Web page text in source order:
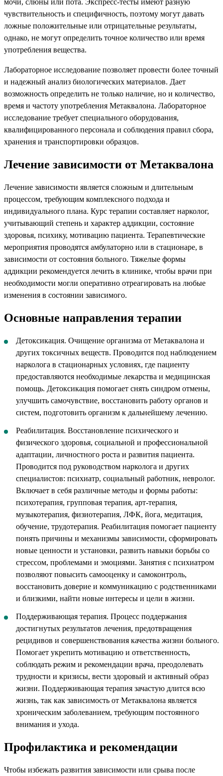
мочи, слюны или пота. Экспресс-тесты имеют разную
чувствительность и специфичность, поэтому могут давать
ложные положительные или отрицательные результаты,
однако, не могут определить точное количество или время
употребления вещества.
Лабораторное исследование позволяет провести более точный
и надежный анализ биологических материалов. Дает
возможность определить не только наличие, но и количество,
время и частоту употребления Метаквалона. Лабораторное
исследование требует специального оборудования,
квалифицированного персонала и соблюдения правил сбора,
хранения и транспортировки образцов.
Лечение зависимости от Метаквалона
Лечение зависимости является сложным и длительным
процессом, требующим комплексного подхода и
индивидуального плана. Курс терапии составляет нарколог,
учитывающий степень и характер аддикции, состояние
здоровья, психику, мотивацию пациента. Терапевтические
мероприятия проводятся амбулаторно или в стационаре, в
зависимости от состояния больного. Тяжелые формы
аддикции рекомендуется лечить в клинике, чтобы врачи при
необходимости могли оперативно отреагировать на любые
изменения в состоянии зависимого.
Основные направления терапии
Детоксикация. Очищение организма от Метаквалона и
других токсичных веществ. Проводится под наблюдением
нарколога в стационарных условиях, где пациенту
предоставляются необходимые лекарства и медицинская
помощь. Детоксикация помогает снять синдром отмены,
улучшить самочувствие, восстановить работу органов и
систем, подготовить организм к дальнейшему лечению.
Реабилитация. Восстановление психического и
физического здоровья, социальной и профессиональной
адаптации, личностного роста и развития пациента.
Проводится под руководством нарколога и других
специалистов: психиатр, социальный работник, невролог.
Включает в себя различные методы и формы работы:
психотерапия, групповая терапия, арт-терапия,
музыкотерапия, физиотерапия, ЛФК, йога, медитация,
обучение, трудотерапия. Реабилитация помогает пациенту
понять причины и механизмы зависимости, сформировать
новые ценности и установки, развить навыки борьбы со
стрессом, проблемами и эмоциями. Занятия с психиатром
позволяют повысить самооценку и самоконтроль,
восстановить доверие и коммуникацию с родственниками
и близкими, найти новые интересы и цели в жизни.
Поддерживающая терапия. Процесс поддержания
достигнутых результатов лечения, предотвращения
рецидивов и совершенствования качества жизни больного.
Помогает укрепить мотивацию и ответственность,
соблюдать режим и рекомендации врача, преодолевать
трудности и кризисы, вести здоровый и активный образ
жизни. Поддерживающая терапия зачастую длится всю
жизнь, так как зависимость от Метаквалона является
хроническим заболеванием, требующим постоянного
внимания и ухода.
Профилактика и рекомендации
Чтобы избежать развития зависимости или срыва после